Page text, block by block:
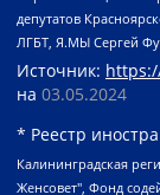
депутатов
ЛГБТ, Я.МЫ Сергей
Источник:
на 03.05.2024
* Реестр
Калининградская региональная общественная организация "Экозащита!-Женсовет", Фонд содействия защите прав и свобод граждан "Общественный вердикт", Фонд "Институт Развития Свободы Информации", Частное учреждение "Информационное агентство МЕМО. РУ", Региональная общественная организация "Общественная комиссия по сохранению наследия академика Сахарова", Фонд поддержки свободы прессы, Санкт-Петербургская общественная правозащитная организация "Гражданский контроль", Межрегиональная общественная организация "Информационно-просветительский центр "Мемориал", Региональный Фонд "Центр Защиты Прав Средств Массовой Информации", с 05.12.2023 Фонд "Центр Защиты Прав Средств массовой информации", Региональная общественная благотворительная организация помощи беженцам и мигрантам "Гражданское содействие", Негосударственное образовательное учреждение дополнительного профессионального образования (повышение квалификации) специалистов "АКАДЕМИЯ ПО ПРАВАМ ЧЕЛОВЕКА", Свердловская региональная общественная организация "Сутяжник", Автономная некоммерческая организация "Центр независимых социологических исследований", Союз общественных объединений "Российский исследовательский центр по правам человека", Региональное общественное учреждение научно-информационный центр "МЕМОРИАЛ", Некоммерческая организация "Фонд защиты гласности", Автономная некоммерческая организация "Институт прав человека", Городская общественная организация "Екатеринбургское общество "МЕМОРИАЛ", Городская общественная организация "Рязанское историко-просветительское и правозащитное общество "Мемориал" (Рязанский Мемориал), Челябинский региональный орган общественной самодеятельности – женское общественное объединение "Женщины Евразии", Челябинский региональный орган общественной самодеятельности "Уральская правозащитная группа", Фонд содействия защите здоровья и социальной справедливости имени Андрея Рылькова, Автономная Некоммерческая Организация "Аналитический Центр Юрия Левады", Автономная некоммерческая организация социальной поддержки населения "Проект Апрель", Региональная общественная организация помощи женщинам и детям, находящимся в кризисной ситуации "Информационно-методический центр "Анна", Фонд содействия развитию массовых коммуникаций и правовому просвещению "Так-так-Так", Фонд содействия устойчивому развитию "Серебряная тайга", Свердловский региональный общественный фонд социальных проектов "Новое время", "Idel.Реалии", Кавказ.Реалии, Крым.Реалии, Телеканал Настоящее Время, Татаро-башкирская служба Радио Свобода (Azatliq Radiosi), Радио Свободная Европа/Радио Свобода (PCE/PC), "Сибирь.Реалии", "Фактограф", Благотворительный фонд помощи осужденным и их семьям, Автономная некоммерческая организация "Институт глобализации и социальных движений", Фонд "В защиту прав заключенных", Частное учреждение "Центр поддержки и содействия развитию средств массовой информации",